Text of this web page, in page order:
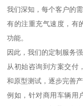
我们深知，每个客户的
有的注重充气速度，有
功能。
因此，我们的定制服务
从初始咨询到方案交付
和原型测试，逐步完善产
例如，针对商用车辆用